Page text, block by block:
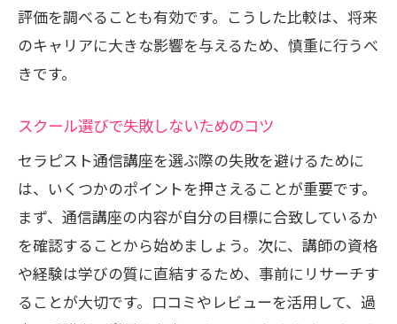
評価を調べることも有効です。こうした比較は、将来
のキャリアに大きな影響を与えるため、慎重に行うべ
きです。
スクール選びで失敗しないためのコツ
セラピスト通信講座を選ぶ際の失敗を避けるために
は、いくつかのポイントを押さえることが重要です。
まず、通信講座の内容が自分の目標に合致しているか
を確認することから始めましょう。次に、講師の資格
や経験は学びの質に直結するため、事前にリサーチす
ることが大切です。口コミやレビューを活用して、過